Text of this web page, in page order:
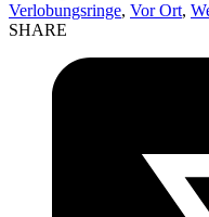
Verlobungsringe, Vor Ort,
SHARE